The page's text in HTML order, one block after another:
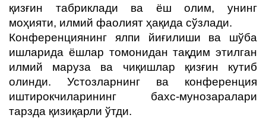
қизғин табриклади ва ёш олим, унинг
моҳияти, илмий фаолият ҳақида сўзлади.
Конференциянинг ялпи йиғилиши ва шўба
ишларида ёшлар томонидан тақдим этилган
илмий маруза ва чиқишлар қизғин кутиб
олинди. Устозларнинг ва конференция
иштирокчиларининг бахс-мунозаралари
тарзда қизиқарли ўтди.